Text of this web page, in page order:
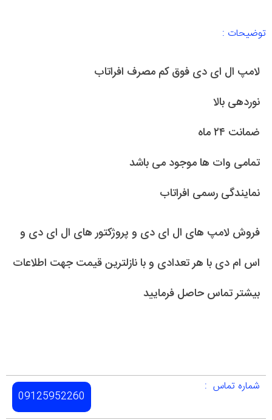
توضیحات :
لامپ ال ای دی فوق کم مصرف افراتاب
نوردهی بالا
ضمانت ۲۴ ماه
تمامی وات ها موجود می باشد
نمایندگی رسمی افراتاب
فروش لامپ های ال ای دی و پروژکتور های ال ای دی و
اس ام دی با هر تعدادی و با نازلترین قیمت جهت اطلاعات
بیشتر تماس حاصل فرمایید
شماره تماس :
09125952260